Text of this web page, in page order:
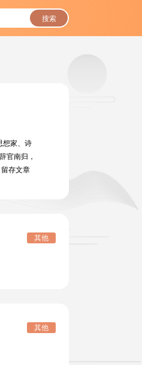
搜索
想家、诗
官南归，
存文章
其他
其他